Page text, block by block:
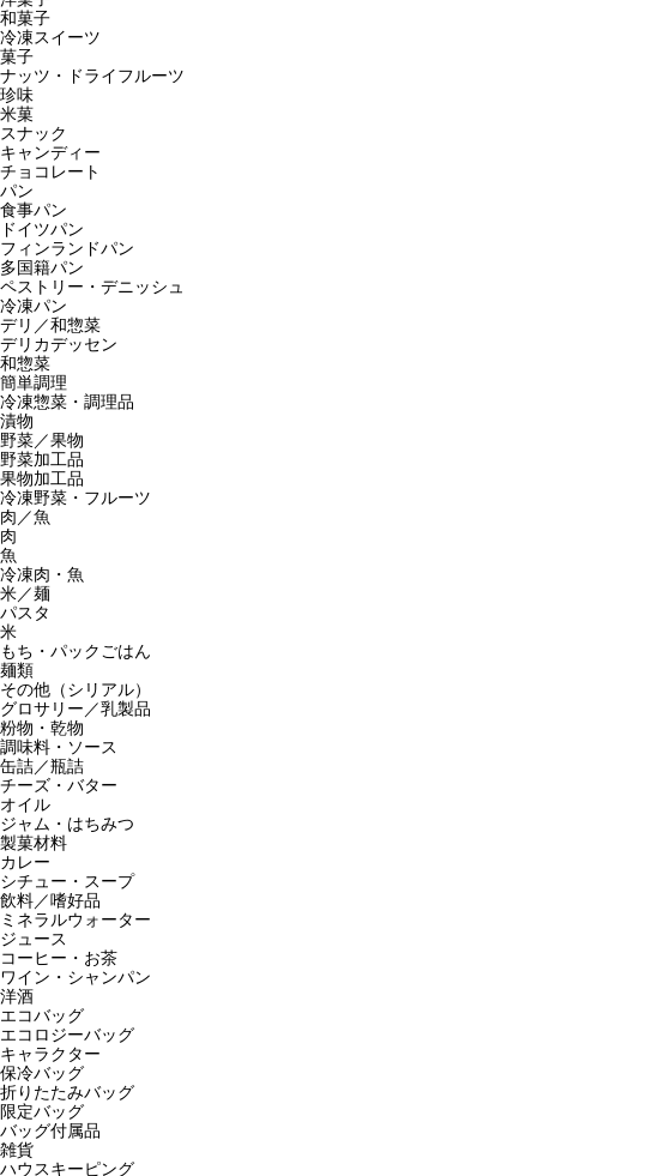
和菓子
冷凍スイーツ
菓子
ナッツ・ドライフルーツ
珍味
米菓
スナック
キャンディー
チョコレート
パン
食事パン
ドイツパン
フィンランドパン
多国籍パン
ペストリー・デニッシュ
冷凍パン
デリ／和惣菜
デリカデッセン
和惣菜
簡単調理
冷凍惣菜・調理品
漬物
野菜／果物
野菜加工品
果物加工品
冷凍野菜・フルーツ
肉／魚
肉
魚
冷凍肉・魚
米／麺
パスタ
米
もち・パックごはん
麺類
その他（シリアル）
グロサリー／乳製品
粉物・乾物
調味料・ソース
缶詰／瓶詰
チーズ・バター
オイル
ジャム・はちみつ
製菓材料
カレー
シチュー・スープ
飲料／嗜好品
ミネラルウォーター
ジュース
コーヒー・お茶
ワイン・シャンパン
洋酒
エコバッグ
エコロジーバッグ
キャラクター
保冷バッグ
折りたたみバッグ
限定バッグ
バッグ付属品
雑貨
ハウスキーピング